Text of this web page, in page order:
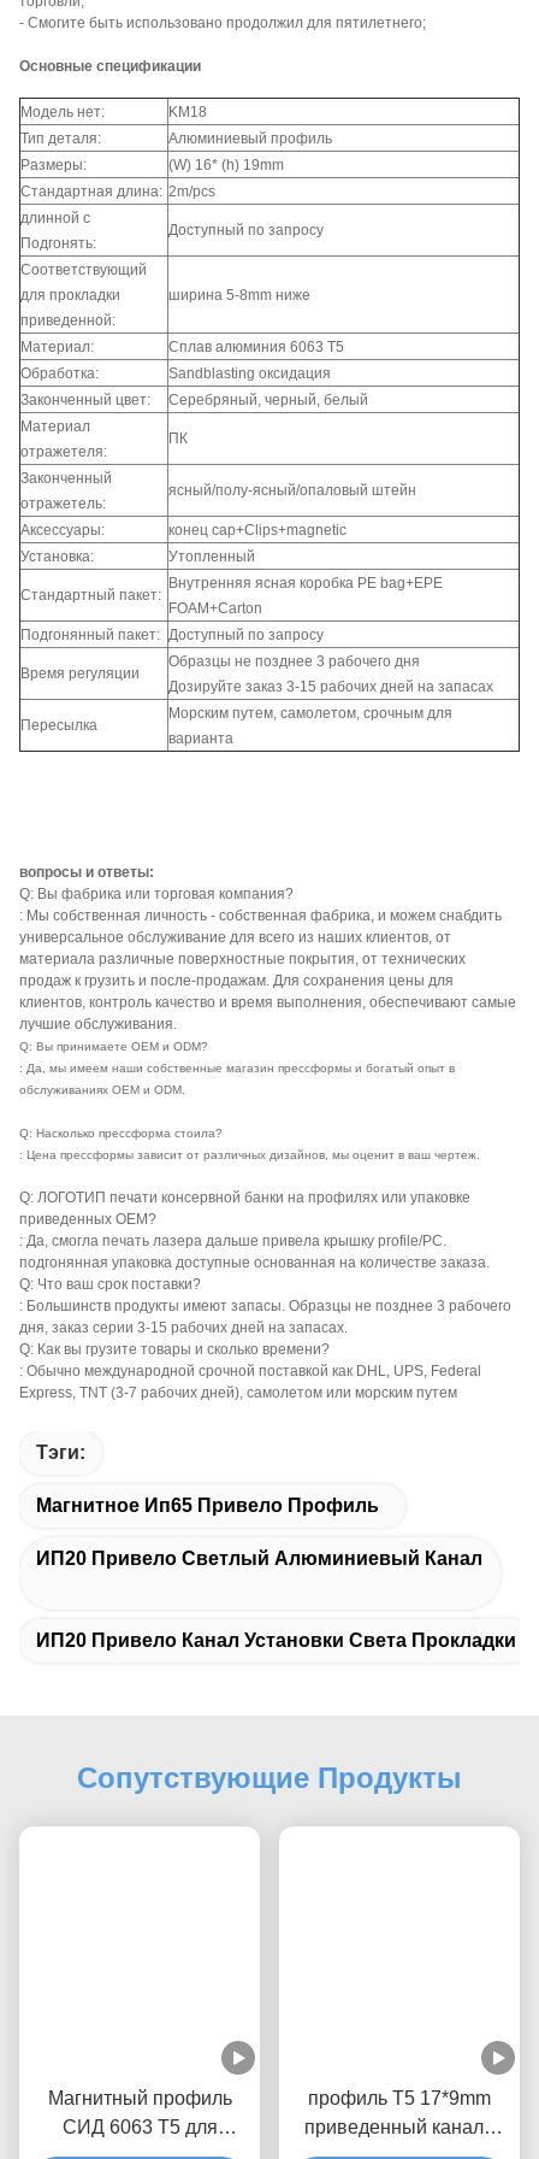
- Смогите быть использовано продолжил для пятилетнего;
Основные спецификации
Модель нет:
KM18
Тип деталя:
Алюминиевый профиль
Размеры:
(W) 16* (h) 19mm
Стандартная длина: 2m/pcs
длинной с
Подгонять:
Доступный по запросу
Соответствующий
для прокладки
приведенной:
ширина 5-8mm ниже
Материал:
Сплав алюминия 6063 T5
Обработка:
Sandblasting оксидация
Законченный цвет:
Серебряный, черный, белый
Материал
отражетеля:
ПК
Законченный
отражетель:
ясный/полу-ясный/опаловый штейн
Аксессуары:
конец cap+Clips+magnetic
Установка:
Утопленный
Стандартный пакет:
Внутренняя ясная коробка PE bag+EPE
FOAM+Carton
Подгонянный пакет: Доступный по запросу
Время регуляции
Образцы не позднее 3 рабочего дня
Дозируйте заказ 3-15 рабочих дней на запасах
Пересылка
Морским путем, самолетом, срочным для
варианта
вопросы и ответы:
Q: Вы фабрика или торговая компания?
: Мы собственная личность - собственная фабрика, и можем снабдить
универсальное обслуживание для всего из наших клиентов, от
материала различные поверхностные покрытия, от технических
продаж к грузить и после-продажам. Для сохранения цены для
клиентов, контроль качество и время выполнения, обеспечивают самые
лучшие обслуживания.
обслуживаниях OEM и ODM.
Q: Насколько прессформа стоила?
Q: ЛОГОТИП печати консервной банки на профилях или упаковке
подгонянная упаковка доступные основанная на количестве заказа.
Express, TNT (3-7 рабочих дней), самолетом или морским путем
Тэги:
Сопутствующие Продукты